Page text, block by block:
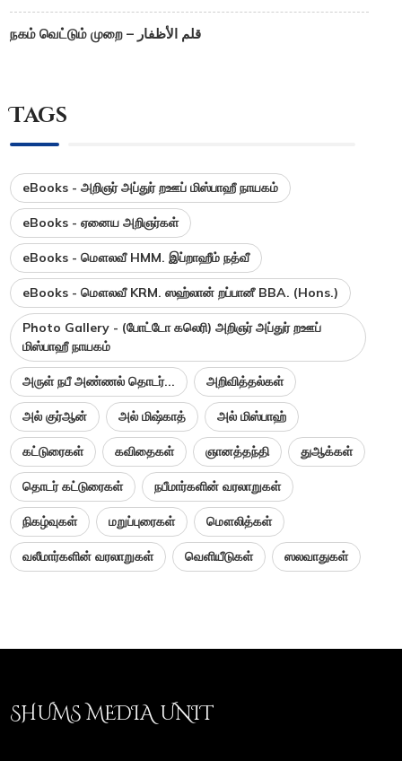
நகம் வெட்டும் முறை – قلم الأظفار
Tags
eBooks - அறிஞர் அப்துர் றஊப் மிஸ்பாஹீ நாயகம்
eBooks - ஏனைய அறிஞர்கள்
eBooks - மௌலவீ HMM. இப்றாஹீம் நத்வீ
eBooks - மௌலவீ KRM. ஸஹ்லான் றப்பானீ BBA. (Hons.)
Photo Gallery - (போட்டோ கலெரி) அறிஞர் அப்துர் றஊப்
மிஸ்பாஹீ நாயகம்
அருள் நபீ அண்ணல் தொடர்... அறிவித்தல்கள்
அல் குர்ஆன் அல் மிஷ்காத் அல் மிஸ்பாஹ்
கட்டுரைகள் கவிதைகள் ஞானத்தந்தி துஆக்கள்
தொடர் கட்டுரைகள் நபீமார்களின் வரலாறுகள்
நிகழ்வுகள் மறுப்புரைகள் மௌலித்கள்
வலீமார்களின் வரலாறுகள் வெளியீடுகள் ஸலவாதுகள்
SHUMS MEDIA UNIT